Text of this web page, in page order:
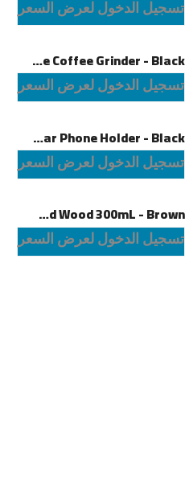
تسجيل الدخول لعرض السعر
LePresso Macinare Coffee Grinder - Black
تسجيل الدخول لعرض السعر
Powerology Logan Magsafe 360 Degree Rotation Head Car Phone Holder - Black
تسجيل الدخول لعرض السعر
Green Lion Fragrance Spray Oud Wood 300mL - Brown
تسجيل الدخول لعرض السعر